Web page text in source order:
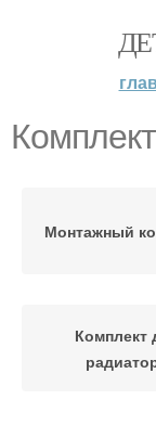
Монтажный
Комплект